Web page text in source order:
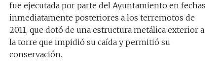
fue ejecutada por parte del Ayuntamiento en fechas
inmediatamente posteriores a los terremotos de
2011, que dotó de una estructura metálica exterior a
la torre que impidió su caída y permitió su
conservación.